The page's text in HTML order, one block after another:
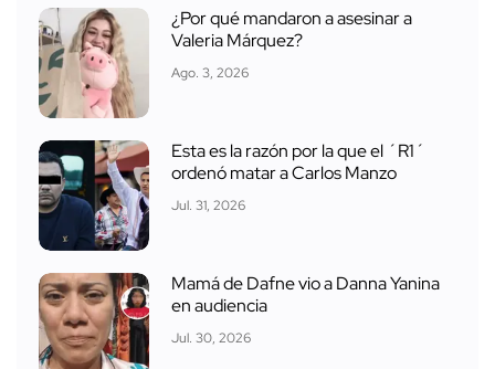
¿Por qué mandaron a asesinar a
Valeria Márquez?
Ago. 3, 2026
Esta es la razón por la que el ´R1´
ordenó matar a Carlos Manzo
Jul. 31, 2026
Mamá de Dafne vio a Danna Yanina
en audiencia
Jul. 30, 2026